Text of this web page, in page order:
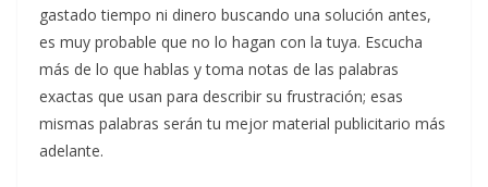
gastado tiempo ni dinero buscando una solución antes,
es muy probable que no lo hagan con la tuya. Escucha
más de lo que hablas y toma notas de las palabras
exactas que usan para describir su frustración; esas
mismas palabras serán tu mejor material publicitario más
adelante.